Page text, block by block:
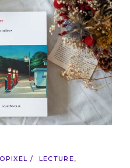
LECTURE